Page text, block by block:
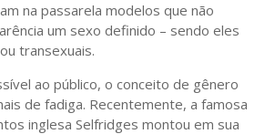
na passarela modelos que não
um sexo definido – sendo eles
transexuais.
ao público, o conceito de gênero
de fadiga. Recentemente, a famosa
inglesa Selfridges montou em sua